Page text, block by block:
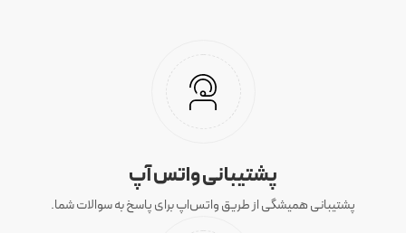
پشتیبانی واتس آپ
پشتیبانی همیشگی از طریق واتس‌اپ برای پاسخ به سوالات شما.